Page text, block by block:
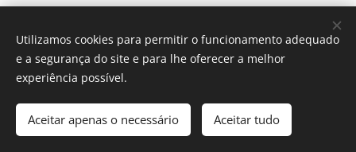
© 2024 All rights reserved
Cookies
Utilizamos cookies para permitir o funcionamento adequado
e a segurança do site e para lhe oferecer a melhor
experiência possível.
Aceitar apenas o necessário Aceitar tudo